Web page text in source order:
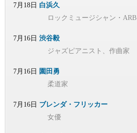
7月18日 白浜久
ロックミュージシャン・ARB
7月16日 渋谷毅
ジャズピアニスト、作曲家
7月16日 園田勇
柔道家
7月16日 ブレンダ・フリッカー
女優